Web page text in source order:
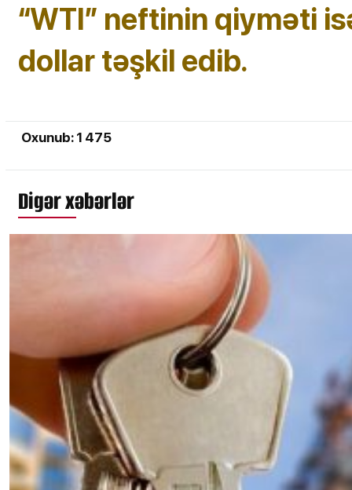
“WTI” neftinin qiyməti
dollar təşkil edib.
Oxunub: 1 475
Digər xəbərlər